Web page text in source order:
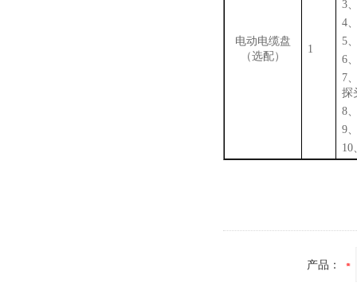
电动电缆盘
（选配）
1
3
4
5
6
7
探
8
9
10
产品：